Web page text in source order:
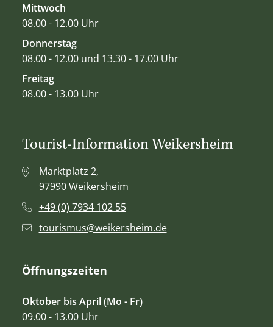
Mittwoch
08.00 - 12.00 Uhr
Donnerstag
08.00 - 12.00 und 13.30 - 17.00 Uhr
Freitag
08.00 - 13.00 Uhr
Tourist-Information Weikersheim
Marktplatz 2,
97990 Weikersheim
+49 (0) 7934 102 55
tourismus@weikersheim.de
Öffnungszeiten
Oktober bis April (Mo - Fr)
09.00 - 13.00 Uhr